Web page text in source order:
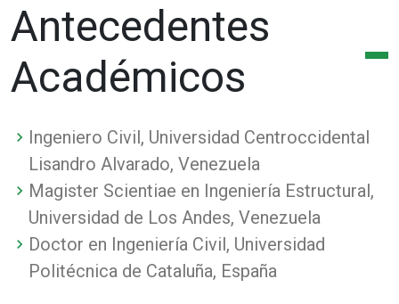
Antecedentes
Académicos
Ingeniero Civil, Universidad Centroccidental
Lisandro Alvarado, Venezuela
Magister Scientiae en Ingeniería Estructural,
Universidad de Los Andes, Venezuela
Doctor en Ingeniería Civil, Universidad
Politécnica de Cataluña, España